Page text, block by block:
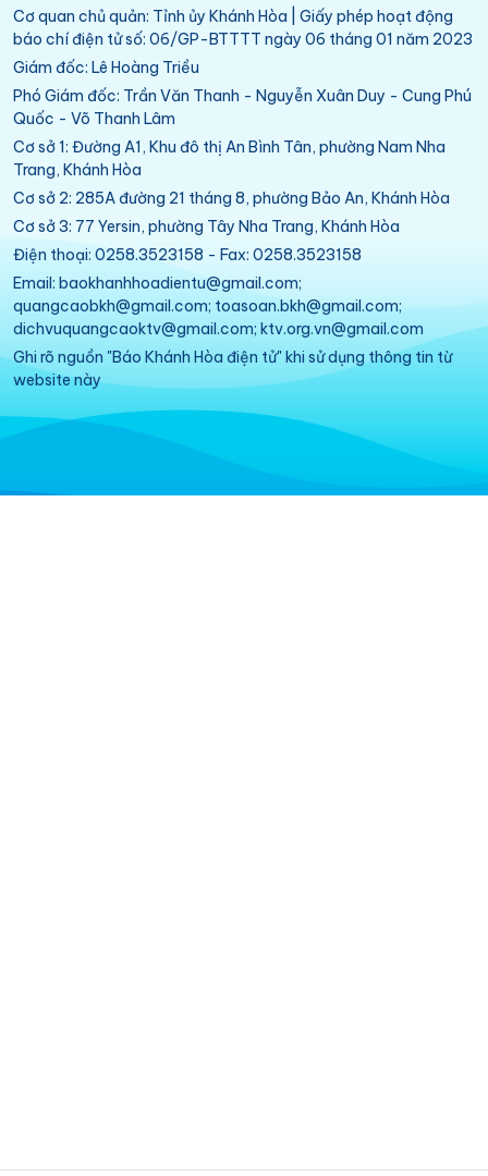
Cơ quan chủ quản: Tỉnh ủy Khánh Hòa | Giấy phép hoạt động
báo chí điện tử số: 06/GP-BTTTT ngày 06 tháng 01 năm 2023
Giám đốc: Lê Hoàng Triều
Phó Giám đốc: Trần Văn Thanh - Nguyễn Xuân Duy - Cung Phú
Quốc - Võ Thanh Lâm
Cơ sở 1: Đường A1, Khu đô thị An Bình Tân, phường Nam Nha
Trang, Khánh Hòa
Cơ sở 2: 285A đường 21 tháng 8, phường Bảo An, Khánh Hòa
Cơ sở 3: 77 Yersin, phường Tây Nha Trang, Khánh Hòa
Điện thoại: 0258.3523158 - Fax: 0258.3523158
Email: baokhanhhoadientu@gmail.com;
quangcaobkh@gmail.com; toasoan.bkh@gmail.com;
dichvuquangcaoktv@gmail.com; ktv.org.vn@gmail.com
Ghi rõ nguồn "Báo Khánh Hòa điện tử" khi sử dụng thông tin từ
website này